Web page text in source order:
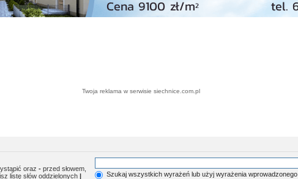
Twoja reklama w serwisie siechnice.com.pl
oraz - przed słowem,
listę słów oddzielonych |
Szukaj wszystkich wyrażeń lub użyj wyrażenia wprowadzonego